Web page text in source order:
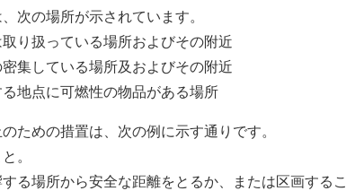
次の場所が示されています。
り扱っている場所およびその附近
集している場所及およびその附近
地点に可燃性の物品がある場所
ための措置は、次の例に示す通りです。
。
る場所から安全な距離をとるか、または区画するこ